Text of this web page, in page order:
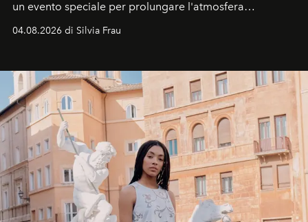
un evento speciale per prolungare l'atmosfera
04.08.2026 di Silvia Frau